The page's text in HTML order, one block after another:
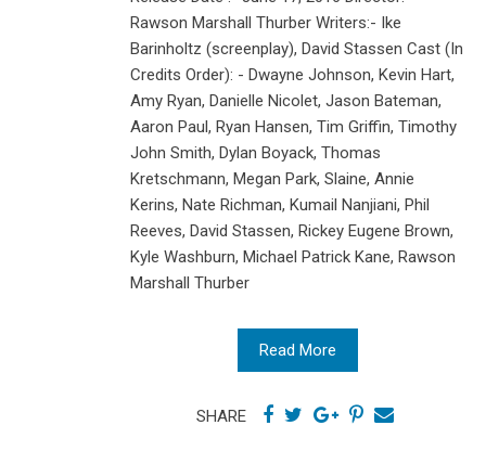
Rawson Marshall Thurber Writers:- Ike
Barinholtz (screenplay), David Stassen Cast (In
Credits Order): - Dwayne Johnson, Kevin Hart,
Amy Ryan, Danielle Nicolet, Jason Bateman,
Aaron Paul, Ryan Hansen, Tim Griffin, Timothy
John Smith, Dylan Boyack, Thomas
Kretschmann, Megan Park, Slaine, Annie
Kerins, Nate Richman, Kumail Nanjiani, Phil
Reeves, David Stassen, Rickey Eugene Brown,
Kyle Washburn, Michael Patrick Kane, Rawson
Marshall Thurber
Read More
SHARE